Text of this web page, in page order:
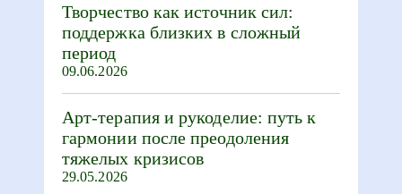
Творчество как источник сил:
поддержка близких в сложный
период
09.06.2026
Арт-терапия и рукоделие: путь к
гармонии после преодоления
тяжелых кризисов
29.05.2026